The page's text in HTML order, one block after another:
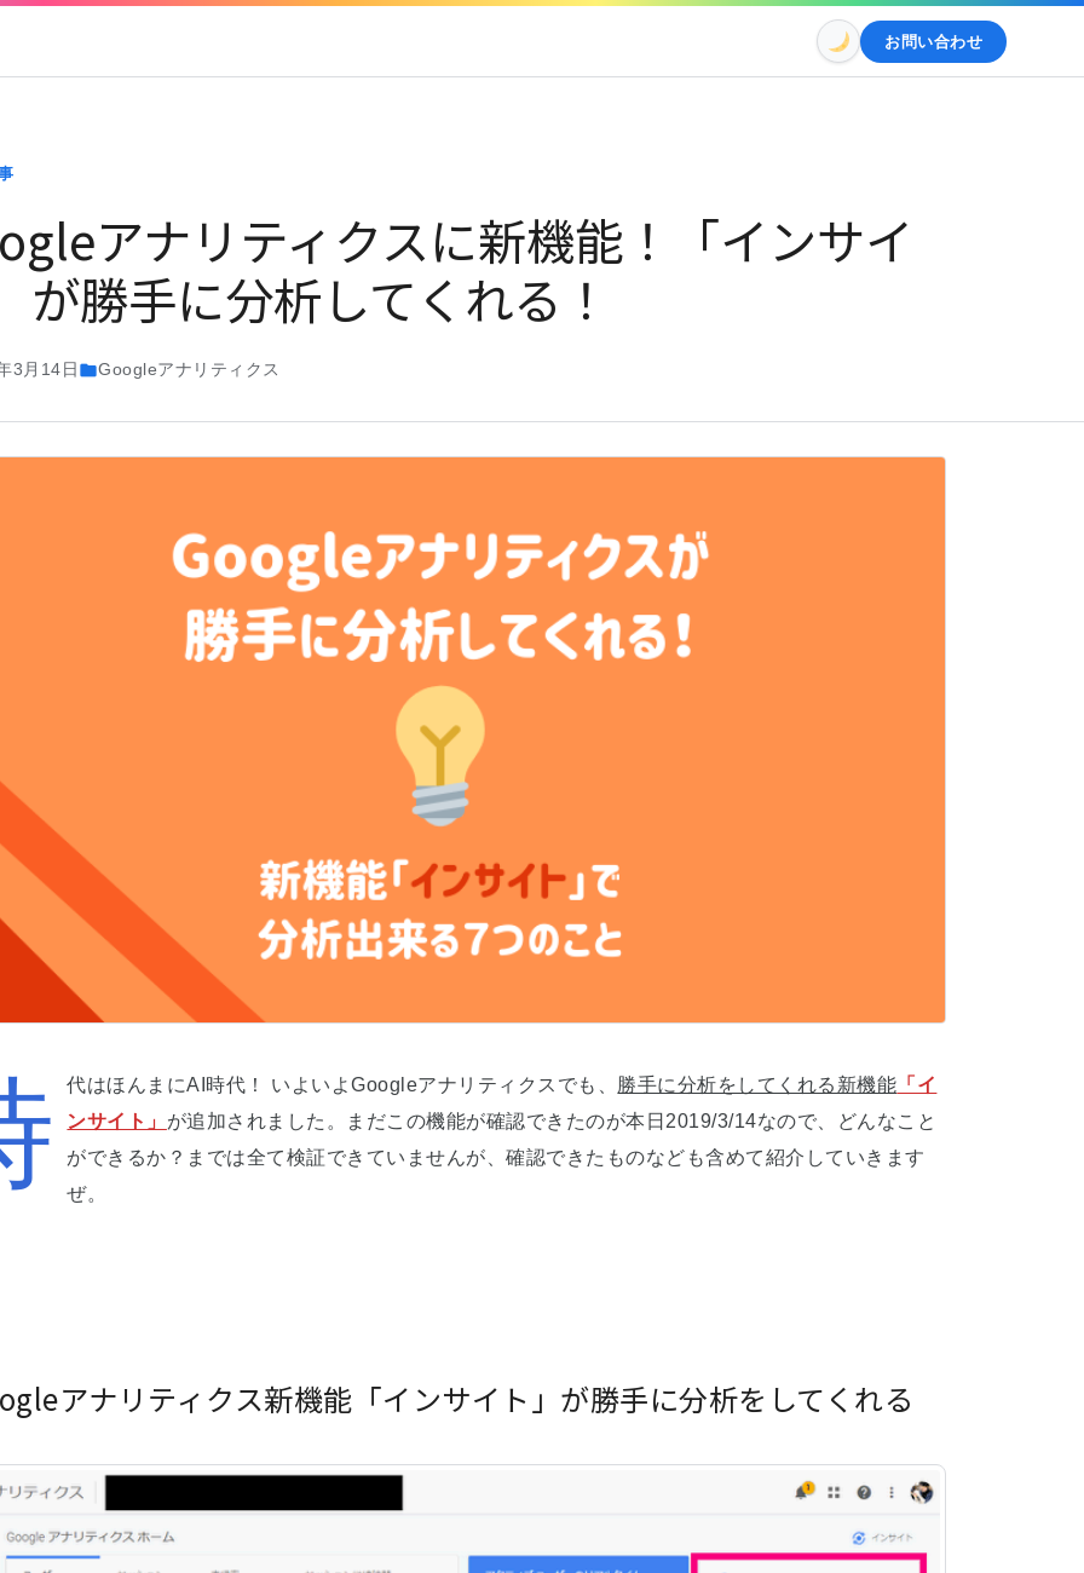
お問い合わせ
アナリティクスに新機能！「インサイ
が勝手に分析してくれる！
3月14日folderGoogleアナリティクス
代はほんまにAI時代！ いよいよGoogleアナリティクスでも、 勝手に分析をしてくれる新機能 「イ
ンサイト」 が追加されました。まだこの機能が確認できたのが本日2019/3/14なので、どんなこと
ができるか？までは全て検証できていませんが、確認できたものなども含めて紹介していきます
ぜ。
アナリティクス新機能「インサイト」が勝手に分析をしてくれる